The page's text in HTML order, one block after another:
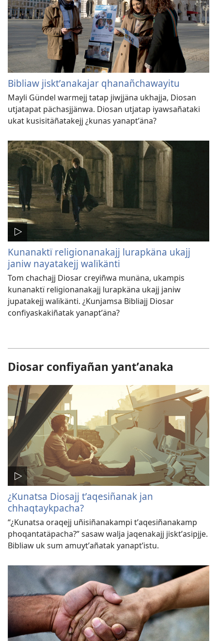
Bibliaw jisktʼanakajar qhanañchawayitu
Mayli Gündel warmejj tatap jiwjjäna ukhajja, Diosan
utjatapat pächasjjänwa. Diosan utjatap iyawsañataki
ukat kusisitäñatakejj ¿kunas yanaptʼäna?
Kunanaktï religionanakajj lurapkäna ukajj
janiw nayatakejj walïkänti
Tom chachajj Diosar creyiñwa munäna, ukampis
kunanaktï religionanakajj lurapkäna ukajj janiw
jupatakejj walïkänti. ¿Kunjamsa Bibliajj Diosar
confiyaskakiñatak yanaptʼäna?
Diosar confiyañan yantʼanaka
¿Kunatsa Diosajj tʼaqesiñanak jan
chhaqtaykpacha?
“¿Kunatsa oraqejj uñisiñanakampi tʼaqesiñanakamp
phoqantatäpacha?” sasaw walja jaqenakajj jisktʼasipjje.
Bibliaw uk sum amuytʼañatak yanaptʼistu.